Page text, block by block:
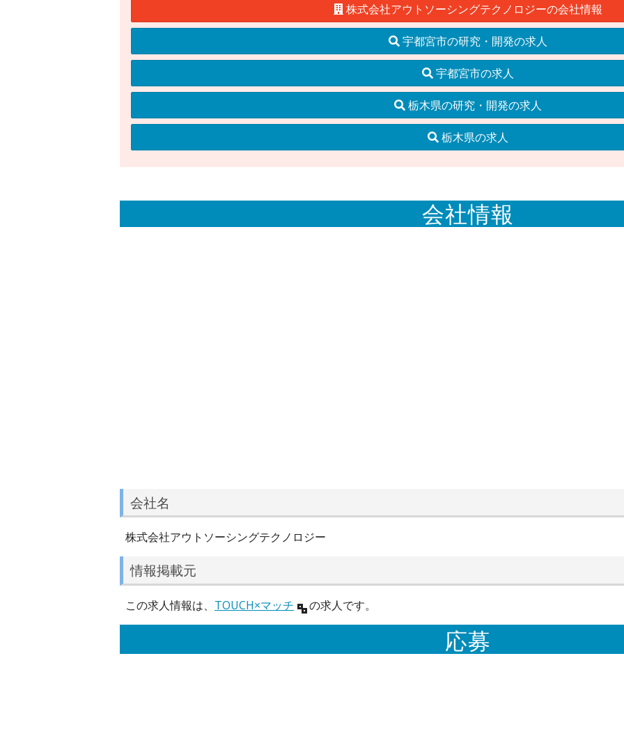
株式会社アウトソーシングテクノロジーの会社情報
宇都宮市の研究・開発の求人
宇都宮市の求人
栃木県の研究・開発の求人
栃木県の求人
会社情報
会社名
株式会社アウトソーシングテクノロジー
情報掲載元
この求人情報は、 TOUCH×マッチ の求人です。
応募